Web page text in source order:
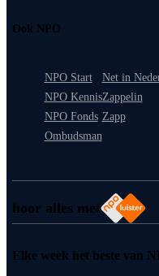
hoor alles met
Ook NPO
NPO Start
NPO Kennis
NPO Fonds
Ombudsman
Net in
Zappelin
Zapp
Elke week het beste van